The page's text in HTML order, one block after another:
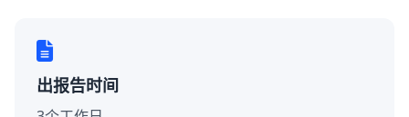
出报告时间